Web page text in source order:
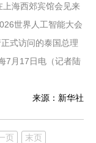
上海西郊宾馆会见来
世界人工智能大会
式访问的泰国总理
7月17日电（记者陆
来源：新华社
页 末页